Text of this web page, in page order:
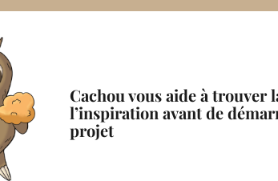
Cachou vous aide à trouver
l’inspiration avant de
projet